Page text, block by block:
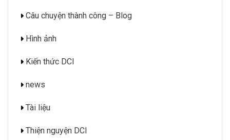
Câu chuyện thành công – Blog
Hình ảnh
Kiến thức DCI
news
Tài liệu
Thiện nguyện DCI